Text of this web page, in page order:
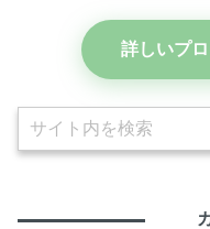
詳しいプ